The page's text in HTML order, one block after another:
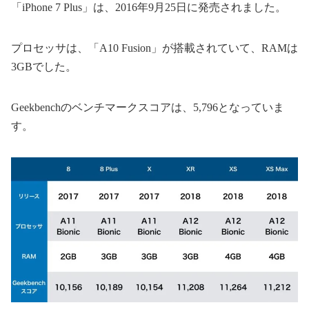
「iPhone 7 Plus」は、2016年9月25日に発売されました。
プロセッサは、「A10 Fusion」が搭載されていて、RAMは
3GBでした。
Geekbenchのベンチマークスコアは、5,796となっていま
す。